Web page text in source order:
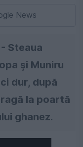
News
Steaua
și Muniru
dur, după
la poartă
ghanez.